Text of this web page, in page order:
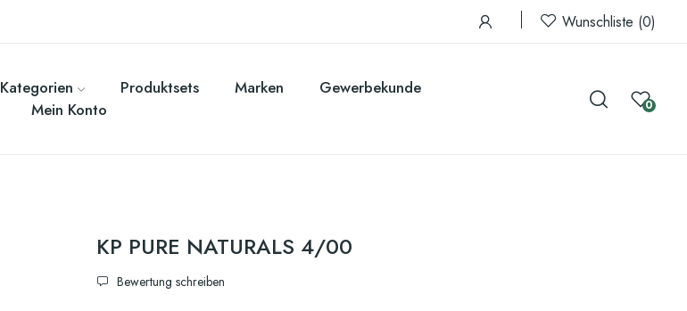
Wunschliste 0
Kategorien Produktsets Marken
Gewerbekunde
Mein Konto
0
KP PURE NATURALS 4/00
Bewertung schreiben